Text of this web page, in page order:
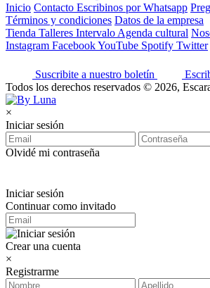
Inicio Contacto Escribinos por Whatsapp
Términos y condiciones Datos de la empresa
Tienda Talleres Intervalo Agenda cultural
Instagram FacebookYouTube Spotify Twitter
Suscribite a nuestro boletín
Todos los derechos reservados © 2026,
×
Iniciar sesión
Olvidé mi contraseña
Iniciar sesión
Continuar como invitado
Crear una cuenta
×
Registrarme